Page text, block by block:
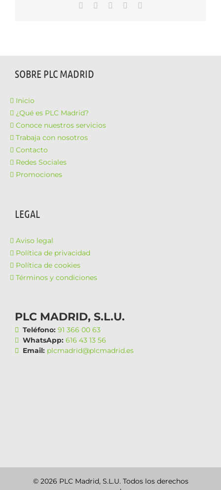
WhatsAppLinkedInFacebook
SOBRE PLC MADRID
Inicio
¿Qué es PLC Madrid?
Conoce nuestros servicios
Trabaja con nosotros
Contacto
Redes Sociales
Promociones
LEGAL
Aviso legal
Política de privacidad
Política de cookies
Términos y condiciones
PLC MADRID, S.L.U.
Teléfono: 91 366 00 63
WhatsApp: 616 43 13 56
Email: plcmadrid@plcmadrid.es
© 2026 PLC Madrid, S.L.U. Todos los derechos